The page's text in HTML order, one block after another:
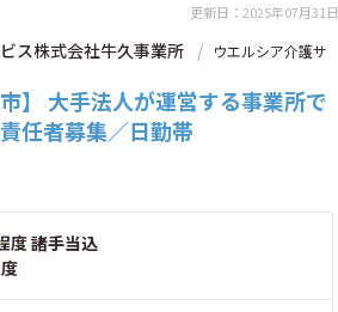
更新日：2025年07月31日
ス株式会社牛久事業所
ウエルシア介護サ
市】 大手法人が運営する事業所で
任者募集／日勤帯
度 諸手当込